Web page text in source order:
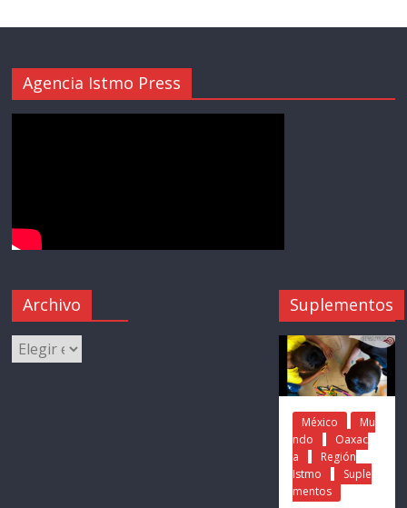
Agencia Istmo Press
Archivo Suplementos
México
Mu
ndo
Oaxac
a
Región
Istmo
Suple
mentos